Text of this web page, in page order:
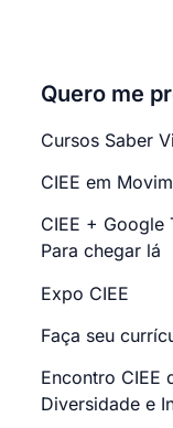
Quero me
Cursos Saber
CIEE em
CIEE + Google
Para chegar lá
Expo CIEE
Faça seu
Encontro CIEE
Diversidade e